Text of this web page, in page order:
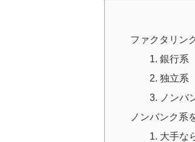
ファクタリン
1. 銀行系
2. 独立系
3. ノンバ
ノンバンク系
1. 大手な